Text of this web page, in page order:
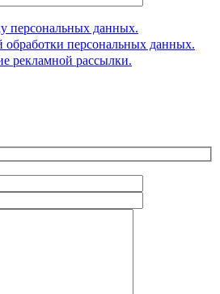
персональных данных.
обработки персональных данных.
рекламной рассылки.